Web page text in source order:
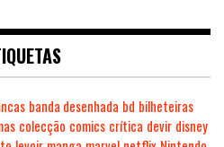
banda desenhada bd bilheteiras
colecção comics crítica devir disney